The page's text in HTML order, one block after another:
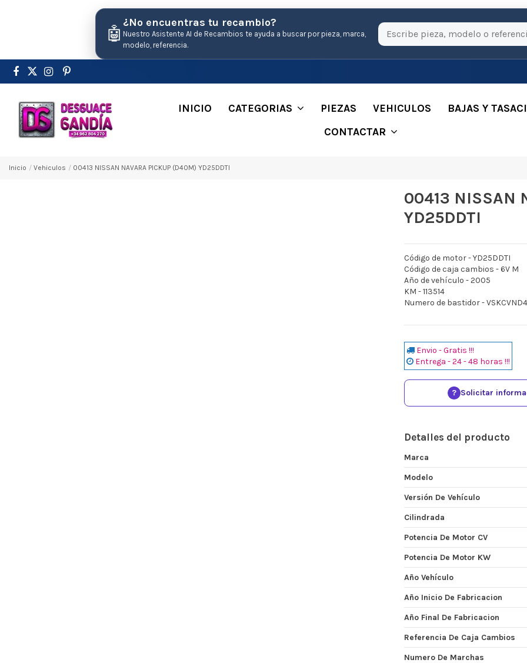
🤖
¿No encuentras tu recambio?
Nuestro Asistente AI de Recambios te ayuda a buscar por pieza, marca,
modelo, referencia.
INICIO CATEGORIAS PIEZAS VEHICULOS
BAJAS Y
CONTACTAR
Inicio Vehiculos 00413 NISSAN NAVARA PICKUP (D40M) YD25DDTI
00413 NISSAN
YD25DDTI
Código de motor - YD25DDTI
Código de caja cambios - 6V M
Año de vehículo - 2005
KM - 113514
Numero de bastidor -
Envio - Gratis !!!
Entrega - 24 - 48 horas !!!
? Solicitar
Detalles del producto
Marca
Modelo
Versión De Vehículo
Cilindrada
Potencia De Motor CV
Potencia De Motor KW
Año Vehículo
Año Inicio De Fabricacion
Año Final De Fabricacion
Referencia De Caja Cambios
Numero De Marchas